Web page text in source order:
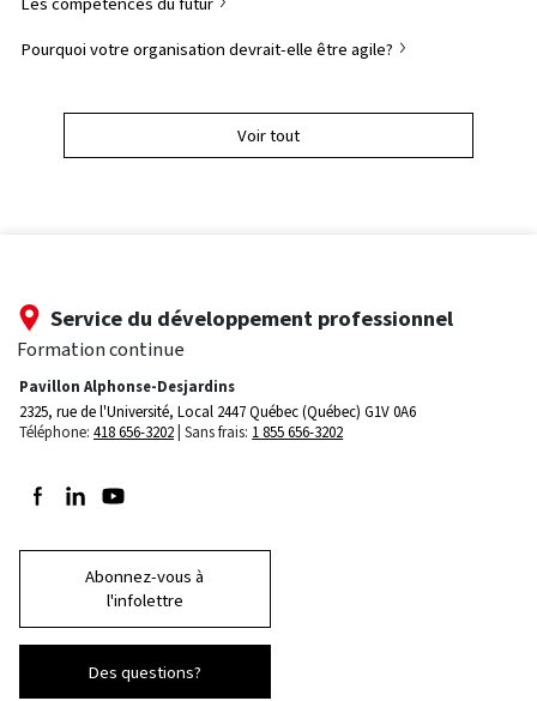
Pourquoi votre organisation devrait-elle être agile?
Voir tout
Service du développement professionnel
Formation continue
Pavillon Alphonse-Desjardins
2325, rue de l'Université, Local 2447Québec (Québec) G1V 0A6
Téléphone: 418 656-3202 Sans frais: 1 855 656-3202
Suivez-nous sur Facebook
Suivez-nous sur LinkedIn
Suivez-nous sur Youtube
Abonnez-vous à
l'infolettre
Des questions?